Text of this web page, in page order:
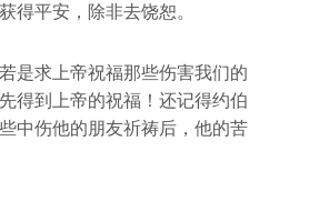
得平安，除非去饶恕。
是求上帝祝福那些伤害我们的
得到上帝的祝福！还记得约伯
中伤他的朋友祈祷后，他的苦